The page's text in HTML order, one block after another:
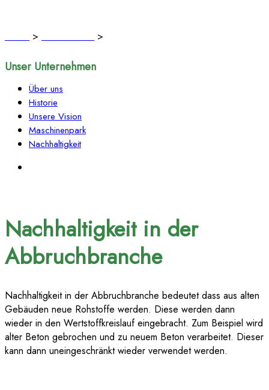
> >
Unser Unternehmen
Über uns
Historie
Unsere Vision
Maschinenpark
Nachhaltigkeit
Nachhaltigkeit in der
Abbruchbranche
Nachhaltigkeit in der Abbruchbranche bedeutet dass aus alten
Gebäuden neue Rohstoffe werden. Diese werden dann
wieder in den Wertstoffkreislauf eingebracht. Zum Beispiel wird
alter Beton gebrochen und zu neuem Beton verarbeitet. Dieser
kann dann uneingeschränkt wieder verwendet werden.